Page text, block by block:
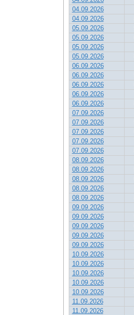
04.09.2026
04.09.2026
05.09.2026
05.09.2026
05.09.2026
05.09.2026
06.09.2026
06.09.2026
06.09.2026
06.09.2026
06.09.2026
07.09.2026
07.09.2026
07.09.2026
07.09.2026
07.09.2026
08.09.2026
08.09.2026
08.09.2026
08.09.2026
08.09.2026
09.09.2026
09.09.2026
09.09.2026
09.09.2026
09.09.2026
10.09.2026
10.09.2026
10.09.2026
10.09.2026
10.09.2026
11.09.2026
11.09.2026